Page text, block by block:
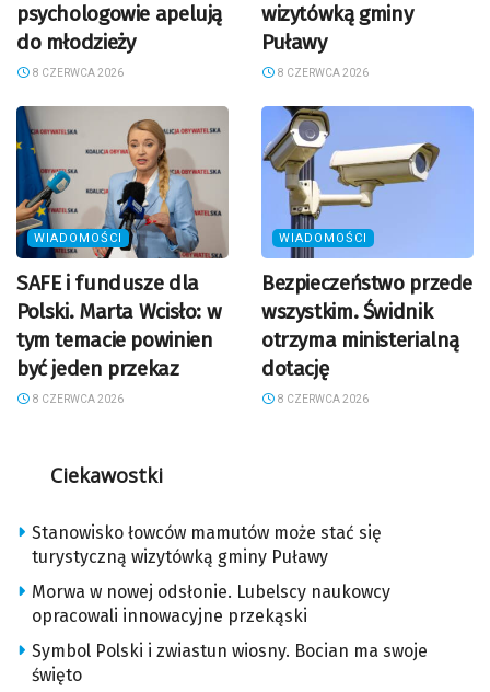
psychologowie apelują
do młodzieży
8 CZERWCA 2026
wizytówką gminy
Puławy
8 CZERWCA 2026
WIADOMOŚCI
SAFE i fundusze dla
Polski. Marta Wcisło: w
tym temacie powinien
być jeden przekaz
8 CZERWCA 2026
WIADOMOŚCI
Bezpieczeństwo przede
wszystkim. Świdnik
otrzyma ministerialną
dotację
8 CZERWCA 2026
Ciekawostki
Stanowisko łowców mamutów może stać się
turystyczną wizytówką gminy Puławy
Morwa w nowej odsłonie. Lubelscy naukowcy
opracowali innowacyjne przekąski
Symbol Polski i zwiastun wiosny. Bocian ma swoje
święto